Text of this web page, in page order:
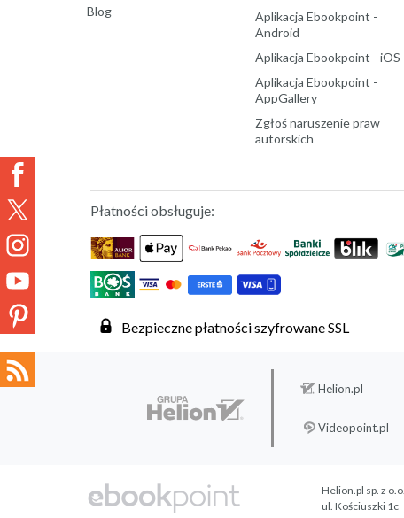
Blog
Aplikacja Ebookpoint -
Android
Aplikacja Ebookpoint - iOS
Aplikacja Ebookpoint -
AppGallery
Zgłoś naruszenie praw
autorskich
Płatności obsługuje:
Bezpieczne płatności szyfrowane SSL
Helion.pl
Videopoint.pl
Helion.pl sp. z o.o.
ul. Kościuszki 1c